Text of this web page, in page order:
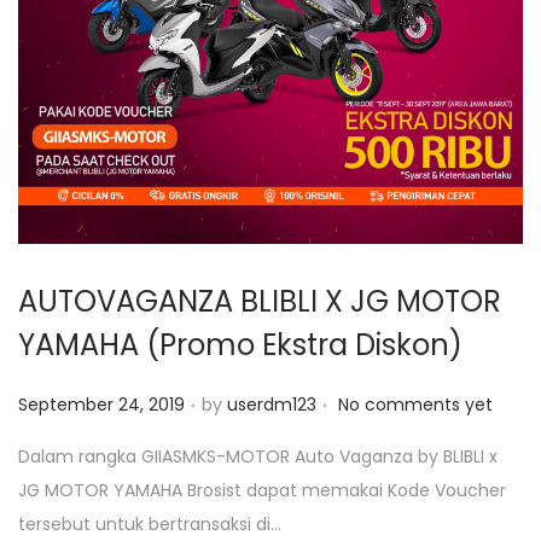
AUTOVAGANZA BLIBLI X JG MOTOR
YAMAHA (Promo Ekstra Diskon)
P
s
t
e
September 24, 2019 . by userdm123 . No comments yet
Dalam rangka GIIASMKS-MOTOR Auto Vaganza by BLIBLI x
JG MOTOR YAMAHA Brosist dapat memakai Kode Voucher
tersebut untuk bertransaksi di…